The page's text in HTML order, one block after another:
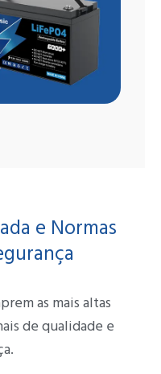
e Normas
as mais altas
de qualidade e